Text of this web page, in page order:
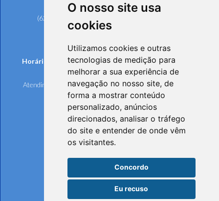
O nosso site usa
cookies
Utilizamos cookies e outras
tecnologias de medição para
melhorar a sua experiência de
navegação no nosso site, de
forma a mostrar conteúdo
personalizado, anúncios
direcionados, analisar o tráfego
do site e entender de onde vêm
os visitantes.
Concordo
Eu recuso
Telefones:
(62) 3221-6200 (Goiânia e Região Metropolitana)
0800 642 6598 (Demais Localidades)
Horários de funcionamento de Segunda à Sexta-feira:
Atendimento Online e Telefônico: 8h às 17h
Atendimento Presencial: 8h às 17h, mediante agendamento